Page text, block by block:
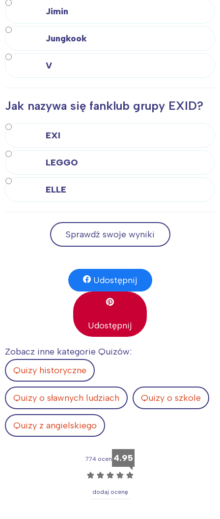
Jimin
Jungkook
V
Jak nazywa się fanklub grupy EXID?
EXI
LEGGO
ELLE
Sprawdź swoje wyniki
Udostępnij
Udostępnij
Zobacz inne kategorie Quizów:
Quizy historyczne
Quizy o sławnych ludziach Quizy o szkole
Quizy z angielskiego
774 ocen 4.95
☆ ☆ ☆ ☆ ☆
dodaj ocenę